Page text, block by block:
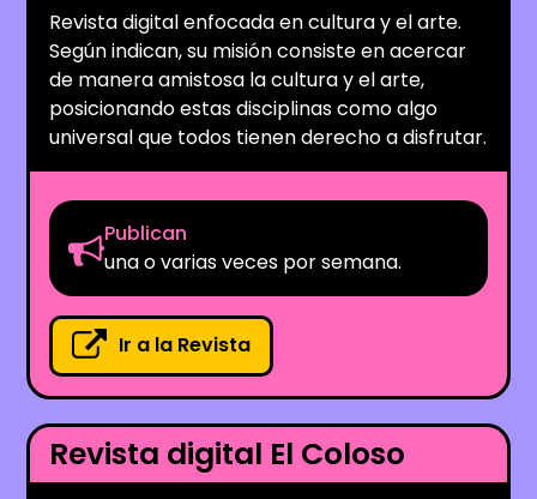
Revista digital enfocada en cultura y el arte.
Según indican, su misión consiste en acercar
de manera amistosa la cultura y el arte,
posicionando estas disciplinas como algo
universal que todos tienen derecho a disfrutar.
Publican
una o varias veces por semana.
Ir a la Revista
Revista digital El Coloso